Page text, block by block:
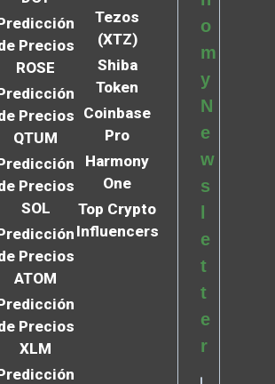
Precios
ROSE
Precios
QTUM
Precios
SOL
Precios
ATOM
Precios
XLM
Tezos
(XTZ)
Shiba
Token
Coinbase
Pro
Harmony
One
Top Crypto
Influencers
o
m
y
N
e
w
s
e
t
t
e
r